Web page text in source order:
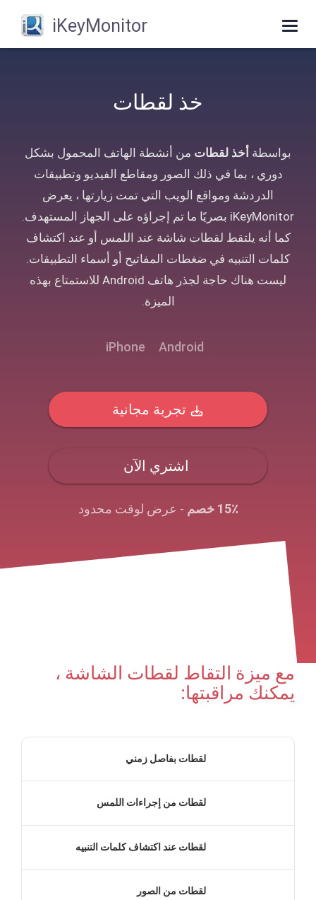
Toggle
navigation
iKeyMonitor
خذ لقطات
بواسطة أخذ لقطات من أنشطة الهاتف المحمول بشكل
دوري ، بما في ذلك الصور ومقاطع الفيديو وتطبيقات
الدردشة ومواقع الويب التي تمت زيارتها ، يعرض
iKeyMonitor بصريًا ما تم إجراؤه على الجهاز المستهدف.
كما أنه يلتقط لقطات شاشة عند اللمس أو عند اكتشاف
كلمات التنبيه في ضغطات المفاتيح أو أسماء التطبيقات.
ليست هناك حاجة لجذر هاتف Android للاستمتاع بهذه
الميزة.
iPhone Android
تجربة مجانية
اشتري الآن
15٪ خصم - عرض لوقت محدود
مع ميزة التقاط لقطات الشاشة ،
يمكنك مراقبتها:
لقطات بفاصل زمني
لقطات من إجراءات اللمس
لقطات عند اكتشاف كلمات التنبيه
لقطات من الصور